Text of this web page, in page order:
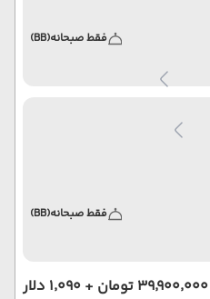
فقط صبحانه(BB)
فقط صبحانه(BB)
۳۹٬۹۰۰٬۰۰۰ تومان + ۱٬۰۹۰ دلار